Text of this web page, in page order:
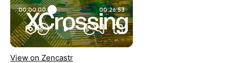
View on Zencastr